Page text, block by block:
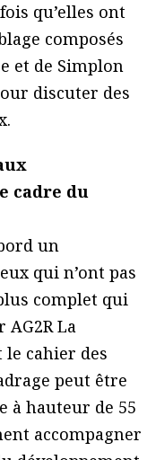
qu’elles ont
composés
et de Simplon
discuter des
cadre du
un
qui n’ont pas
complet qui
AG2R La
le cahier des
peut être
à hauteur de 55
accompagner